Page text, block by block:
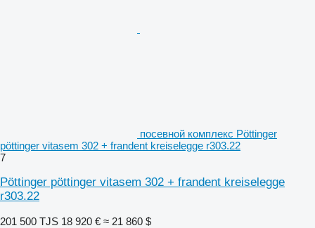
посевной комплекс Pöttinger
pöttinger vitasem 302 + frandent kreiselegge r303.22
7
Pöttinger pöttinger vitasem 302 + frandent kreiselegge
r303.22
201 500 TJS 18 920 € ≈ 21 860 $